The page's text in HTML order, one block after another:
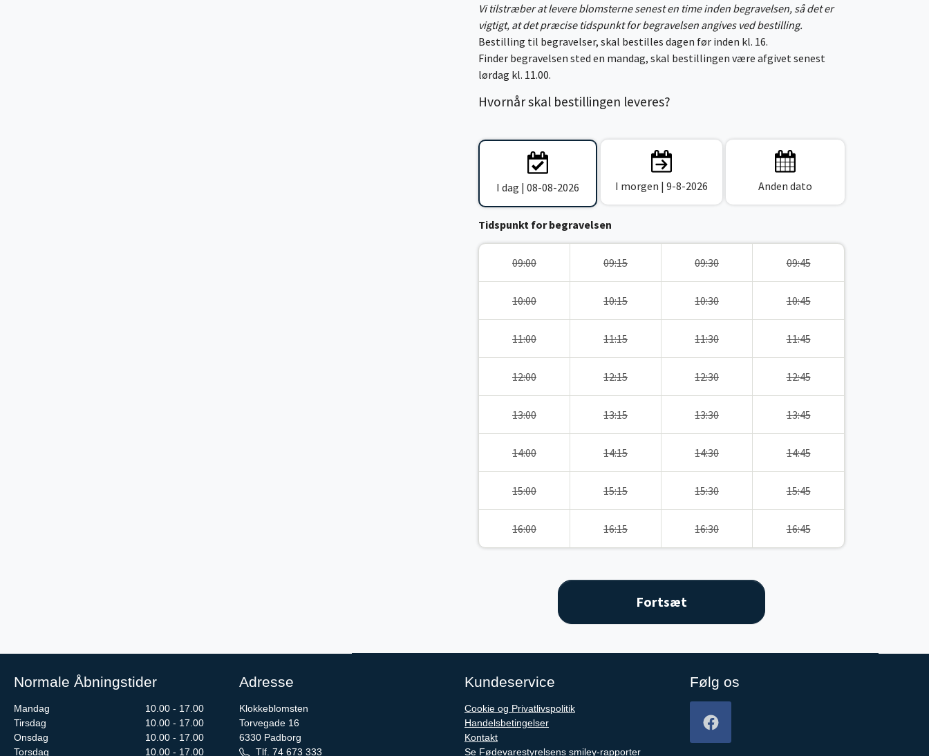
Vi tilstræber at levere blomsterne senest en time inden begravelsen, så det er
vigtigt, at det præcise tidspunkt for begravelsen angives ved bestilling.
Bestilling til begravelser, skal bestilles dagen før inden kl. 16.
Finder begravelsen sted en mandag, skal bestillingen være afgivet senest
lørdag kl. 11.00.
Hvornår skal bestillingen leveres?
I dag | 08-08-2026 I morgen | 9-8-2026 Anden dato
Tidspunkt for begravelsen
09:00 09:15 09:30 09:45
10:00 10:15 10:30 10:45
11:00 11:15 11:30 11:45
12:00 12:15 12:30 12:45
13:00 13:15 13:30 13:45
14:00 14:15 14:30 14:45
15:00 15:15 15:30 15:45
16:00 16:15 16:30 16:45
Normale Åbningstider
Mandag
10.00 - 17.00
Tirsdag
10.00 - 17.00
Onsdag
10.00 - 17.00
Torsdag
10.00 - 17.00
Adresse
Klokkeblomsten
Torvegade 16
6330 Padborg
Tlf. 74 673 333
Kundeservice
Cookie og Privatlivspolitik
Handelsbetingelser
Kontakt
Se Fødevarestyrelsens smiley-rapporter
Følg os